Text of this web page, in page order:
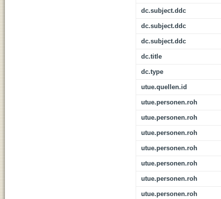
dc.subject.ddc
dc.subject.ddc
dc.subject.ddc
dc.title
dc.type
utue.quellen.id
utue.personen.roh
utue.personen.roh
utue.personen.roh
utue.personen.roh
utue.personen.roh
utue.personen.roh
utue.personen.roh